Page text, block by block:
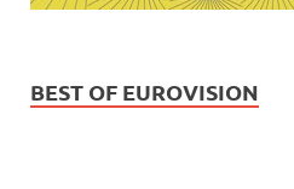
BEST OF EUROVISION